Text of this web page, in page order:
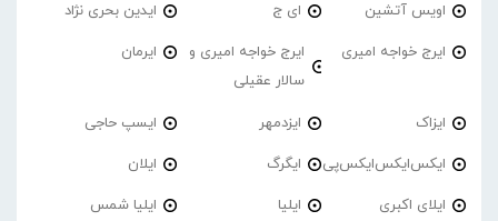
اویس آتشین ای ج ایدین بحری نژاد
ایرج خواجه امیری
ایرج خواجه امیری و
سالار عقیلی
ایرمان
ایزاک ایزدمهر ایسپ حاجی
ایکس‌ایکس‌ایکس‌پی ایگرگ ایلان
ایلای اکبری ایلیا ایلیا شمس